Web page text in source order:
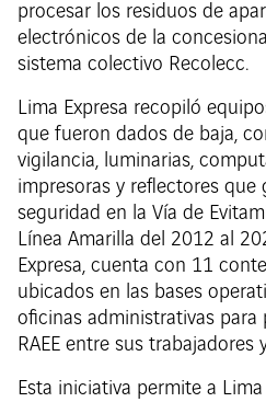
procesar los residuos de
electrónicos de la
sistema colectivo Recolecc.
Lima Expresa recopiló
que fueron dados de baja,
vigilancia, luminarias,
impresoras y reflectores que
seguridad en la Vía de
Línea Amarilla del 2012 al
Expresa, cuenta con 11
ubicados en las bases
oficinas administrativas para
RAEE entre sus trabajadores
Esta iniciativa permite a